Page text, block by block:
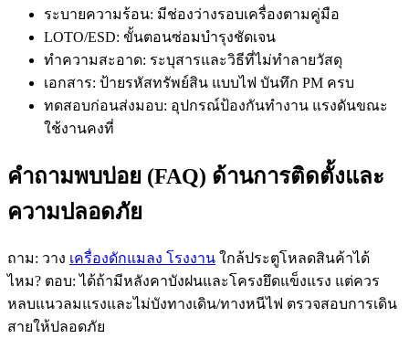
ระบายความร้อน: มีช่องว่างรอบเครื่องตามคู่มือ
LOTO/ESD: ขั้นตอนซ่อมบำรุงชัดเจน
ทำความสะอาด: ระบุสารและวิธีที่ไม่ทำลายวัสดุ
เอกสาร: ป้ายรหัสทรัพย์สิน แบบไฟ บันทึก PM ครบ
ทดสอบก่อนส่งมอบ: อุปกรณ์ป้องกันทำงาน แรงดันขณะ
ใช้งานคงที่
คำถามพบบ่อย (FAQ) ด้านการติดตั้งและ
ความปลอดภัย
ถาม: วาง เครื่องดักแมลง โรงงาน ใกล้ประตูโหลดสินค้าได้
ไหม? ตอบ: ได้ถ้ามีหลังคาบังฝนและโครงยึดแข็งแรง แต่ควร
หลบแนวลมแรงและไม่บังทางเดิน/ทางหนีไฟ ตรวจสอบการเดิน
สายให้ปลอดภัย